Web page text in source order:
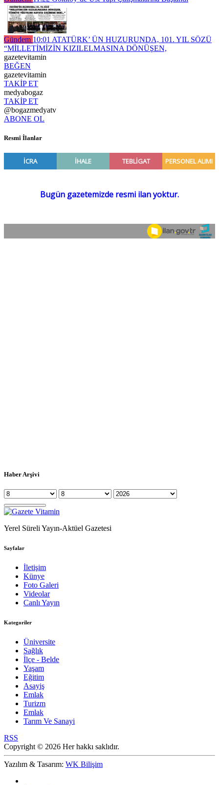
Gündem 10:01 ATATÜRK’ ÜN HUZURUNDA, 101. YIL SÖZÜ
“MİLLETİMİZİN KIZILELMASINA DÖNÜŞEN,
gazetevitamin
BEĞEN
gazetevitamin
TAKİP ET
medyabogaz
TAKİP ET
@bogazmedyatv
ABONE OL
Resmî İlanlar
Haber Arşivi
Yerel Süreli Yayın-Aktüel Gazetesi
Sayfalar
İletişim
Künye
Foto Galeri
Videolar
Canlı Yayın
Kategoriler
Üniversite
Sağlık
İlçe - Belde
Yaşam
Eğitim
Asayiş
Emlak
Turizm
Emlak
Tarım Ve Sanayi
RSS
Copyright © 2026 Her hakkı saklıdır.
Yazılım & Tasarım: WK Bilişim